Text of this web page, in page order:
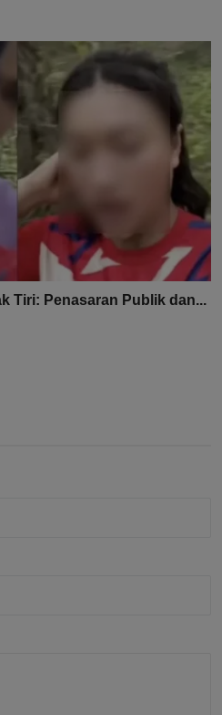
Tiri: Penasaran Publik dan...